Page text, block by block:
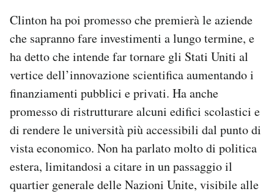
Clinton ha poi promesso che premierà le aziende
che sapranno fare investimenti a lungo termine, e
ha detto che intende far tornare gli Stati Uniti al
vertice dell’innovazione scientifica aumentando i
finanziamenti pubblici e privati. Ha anche
promesso di ristrutturare alcuni edifici scolastici e
di rendere le università più accessibili dal punto di
vista economico. Non ha parlato molto di politica
estera, limitandosi a citare in un passaggio il
quartier generale delle Nazioni Unite, visibile alle